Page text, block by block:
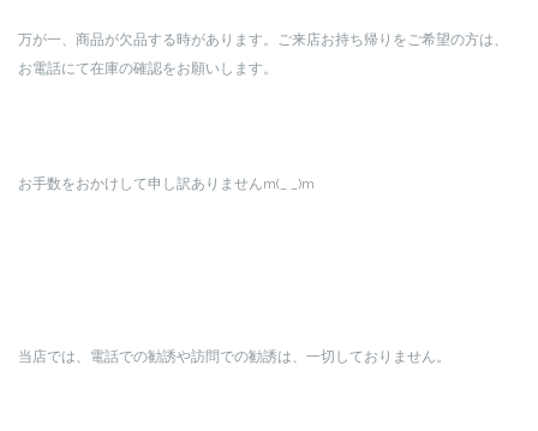
万が一、商品が欠品する時があります。ご来店お持ち帰りをご希望の方は、
お電話にて在庫の確認をお願いします。
お手数をおかけして申し訳ありませんm(_ _)m
当店では、電話での勧誘や訪問での勧誘は、一切しておりません。